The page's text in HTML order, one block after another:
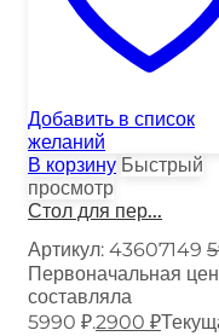
Добавить в список
желаний
В корзину Быстрый
просмотр
Стол для пер...
Артикул: 43607149
Первоначальная
составляла
5990 ₽.2900 ₽